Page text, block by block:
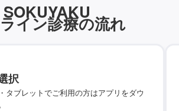
SOKUYAKU
イン診療の流れ
択
タブレットでご利用の方はアプリをダウ